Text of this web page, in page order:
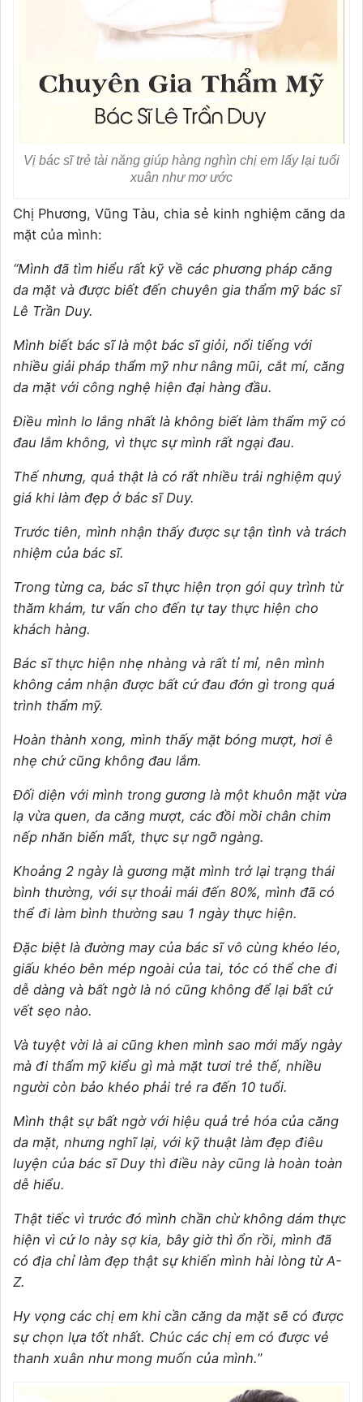
Vị bác sĩ trẻ tài năng giúp hàng nghìn chị em lấy lại tuổi
xuân như mơ ước
Chị Phương, Vũng Tàu, chia sẻ kinh nghiệm căng da
mặt của mình:
“Mình đã tìm hiểu rất kỹ về các phương pháp căng
da mặt và được biết đến chuyên gia thẩm mỹ bác sĩ
Lê Trần Duy.
Mình biết bác sĩ là một bác sĩ giỏi, nổi tiếng với
nhiều giải pháp thẩm mỹ như nâng mũi, cắt mí, căng
da mặt với công nghệ hiện đại hàng đầu.
Điều mình lo lắng nhất là không biết làm thẩm mỹ có
đau lắm không, vì thực sự mình rất ngại đau.
Thế nhưng, quả thật là có rất nhiều trải nghiệm quý
giá khi làm đẹp ở bác sĩ Duy.
Trước tiên, mình nhận thấy được sự tận tình và trách
nhiệm của bác sĩ.
Trong từng ca, bác sĩ thực hiện trọn gói quy trình từ
thăm khám, tư vấn cho đến tự tay thực hiện cho
khách hàng.
Bác sĩ thực hiện nhẹ nhàng và rất tỉ mỉ, nên mình
không cảm nhận được bất cứ đau đớn gì trong quá
trình thẩm mỹ.
Hoàn thành xong, mình thấy mặt bóng mượt, hơi ê
nhẹ chứ cũng không đau lắm.
Đối diện với mình trong gương là một khuôn mặt vừa
lạ vừa quen, da căng mượt, các đồi mồi chân chim
nếp nhăn biến mất, thực sự ngỡ ngàng.
Khoảng 2 ngày là gương mặt mình trở lại trạng thái
bình thường, với sự thoải mái đến 80%, mình đã có
thể đi làm bình thường sau 1 ngày thực hiện.
Đặc biệt là đường may của bác sĩ vô cùng khéo léo,
giấu khéo bên mép ngoài của tai, tóc có thể che đi
dễ dàng và bất ngờ là nó cũng không để lại bất cứ
vết sẹo nào.
Và tuyệt vời là ai cũng khen mình sao mới mấy ngày
mà đi thẩm mỹ kiểu gì mà mặt tươi trẻ thế, nhiều
người còn bảo khéo phải trẻ ra đến 10 tuổi.
Mình thật sự bất ngờ với hiệu quả trẻ hóa của căng
da mặt, nhưng nghĩ lại, với kỹ thuật làm đẹp điêu
luyện của bác sĩ Duy thì điều này cũng là hoàn toàn
dễ hiểu.
Thật tiếc vì trước đó mình chần chừ không dám thực
hiện vì cứ lo này sợ kia, bây giờ thì ổn rồi, mình đã
có địa chỉ làm đẹp thật sự khiến mình hài lòng từ A-
Z.
Hy vọng các chị em khi cần căng da mặt sẽ có được
sự chọn lựa tốt nhất. Chúc các chị em có được vẻ
thanh xuân như mong muốn của mình.”